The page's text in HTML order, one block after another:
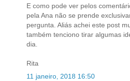
E como pode ver pelos
pela Ana não se prende
pergunta. Aliás achei este post
também tenciono tirar algumas
dia.
Rita
11 janeiro, 2018 16:50